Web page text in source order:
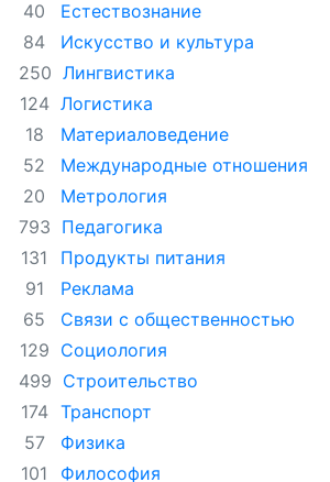
40
Естествознание
84
Искусство и культура
250 Лингвистика
124 Логистика
18
Материаловедение
52
Международные отношения
20
Метрология
793 Педагогика
131
Продукты питания
91
Реклама
65
Связи с общественностью
129 Социология
499 Строительство
174 Транспорт
57
Физика
101
Философия